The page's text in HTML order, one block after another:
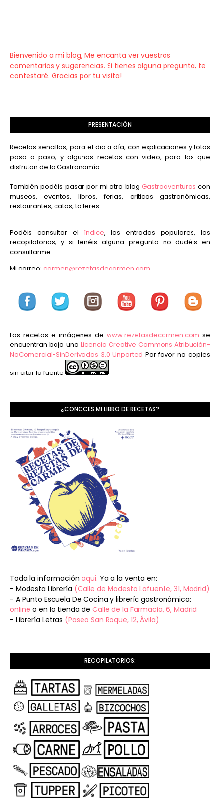
Bienvenido a mi blog, Me encanta ver vuestros
comentarios y sugerencias. Si tienes alguna pregunta, te
contestaré. Gracias por tu visita!
PRESENTACIÓN
Recetas sencillas, para el dia a día, con explicaciones y fotos
paso a paso, y algunas recetas con video, para los que
disfrutan de la Gastronomía.
También podéis pasar por mi otro blog Gastroaventuras con
museos, eventos, libros, ferias, criticas gastronómicas,
restaurantes, catas, talleres...
Podéis consultar el índice, las entradas populares, los
recopilatorios, y si tenéis alguna pregunta no dudéis en
consultarme.
Mi correo: carmen@rezetasdecarmen.com
Las recetas e imágenes de www.rezetasdecarmen.com se
encuentran bajo una Licencia Creative Commons Atribución-
NoComercial-SinDerivadas 3.0 Unported Por favor no copies
sin citar la fuente
¿CONOCES MI LIBRO DE RECETAS?
Toda la información aqui. Ya a la venta en:
- Modesta Librería (Calle de Modesto Lafuente, 31, Madrid)
- A Punto Escuela De Cocina y librería gastronómica:
online o en la tienda de Calle de la Farmacia, 6, Madrid
- Librería Letras (Paseo San Roque, 12, Ávila)
RECOPILATORIOS: